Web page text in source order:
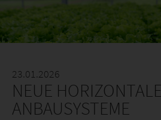
23.01.2026
NEUE HORIZONTALE
ANBAUSYSTEME